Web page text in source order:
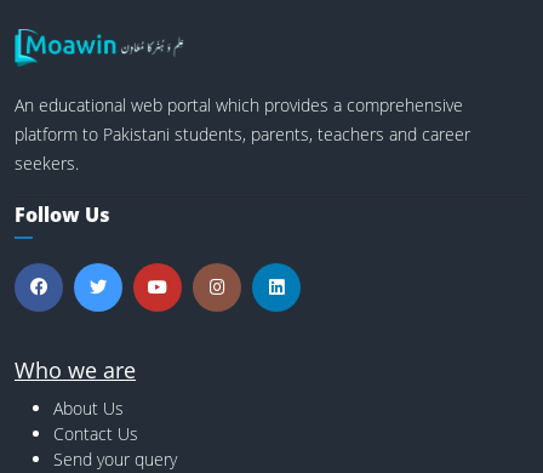
An educational web portal which provides a comprehensive
platform to Pakistani students, parents, teachers and career
seekers.
Follow Us
Who we are
About Us
Contact Us
Send your query